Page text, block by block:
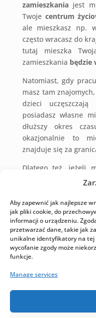
Aby zapewnić jak najlepsze
jak pliki cookie, do
informacji o urządzeniu.
przetwarzać dane, takie jak
unikalne identyfikatory na tej
wycofanie zgody może
funkcje.
Manage services
zamieszkaniajest
Twoje centrum
ale mieszkasz np.
często wracasz do
tutaj mieszka
zamieszkania będzie
Natomiast, gdy
masz tam
dzieci
posiadasz własne
dłuższy okres
okazjonalnie to
znajduje się za
Dlatego też, jeżeli
wnieść sprawę o
mieszka w
problemu. Należy
ze względu na
pozwanego małżonka.
Z kolei jeśli tylko
zamieszkania za
sądzie właściwym
zamieszkania.